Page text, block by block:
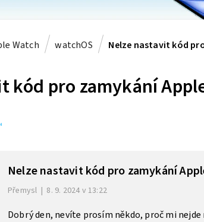
Watch watchOS Nelze nastavit kód
kód pro zamykání
Nelze nastavit kód pro zamykání
Přemysl | 8. 9. 2024 v 13:22
Dobrý den, nevíte prosím někdo, proč mi